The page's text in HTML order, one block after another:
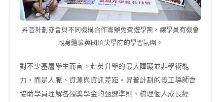
昇普計劃亦會與不同機構合作籌辦免費遊學團，讓學員有機會
親身體驗英國頂尖學府的學習氛圍。
對不少基層學生而言，赴英升學的最大障礙並非學術能
力，而是人脈、資源與資訊差距。昇普計劃的義工導師會
協助學員理解各類獎學金的甄選準則、梳理個人成長經